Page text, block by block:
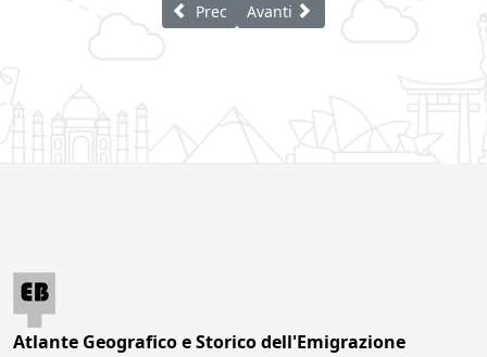
Articolo precedente: Saint Gand
Prec Articolo successivo: Cavaillon
Avanti
Atlante Geografico e Storico dell'Emigrazione